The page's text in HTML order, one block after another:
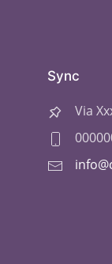
Sync
Via